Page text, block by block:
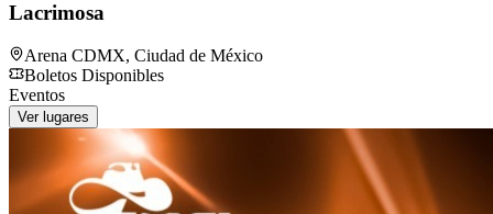
Lacrimosa
Arena CDMX, Ciudad de México
Boletos Disponibles
Eventos
Ver lugares